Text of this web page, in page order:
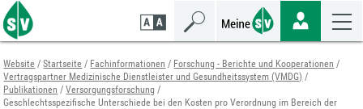
Zum
Seiteninhalt
springen
Zur
Navigation
springen
Zur
Mobilen
Navigation
springen
Website Startseite Fachinformationen
Forschung - Berichte und Kooperationen
Vertragspartner Medizinische Dienstleister und Gesundheitssystem (VMDG)
Publikationen
Versorgungsforschung
Geschlechtsspezifische Unterschiede bei den Kosten pro Verordnung im Bereich der